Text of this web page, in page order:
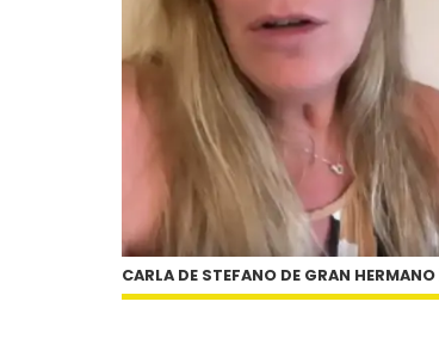
CARLA DE STEFANO DE GRAN HERMANO